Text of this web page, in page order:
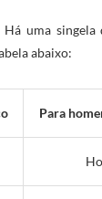
Há uma
abaixo:
Para